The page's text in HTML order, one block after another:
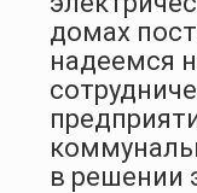
домах
надеемся
в решении